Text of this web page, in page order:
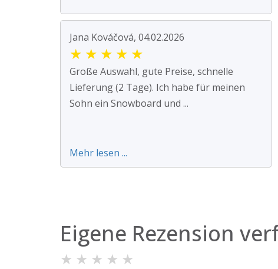
Jana Kováčová, 04.02.2026
★ ★ ★ ★ ★
Große Auswahl, gute Preise, schnelle
Lieferung (2 Tage). Ich habe für meinen
Sohn ein Snowboard und ...
Mehr lesen ...
Eigene Rezension
★ ★ ★ ★ ★